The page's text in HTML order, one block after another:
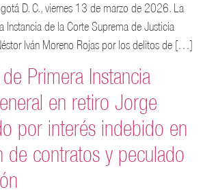
D. C., viernes 13 de marzo de 2026. La
Instancia de la Corte Suprema de Justicia
Iván Moreno Rojas por los delitos de […]
Primera Instancia
en retiro Jorge
por interés indebido en
de contratos y peculado